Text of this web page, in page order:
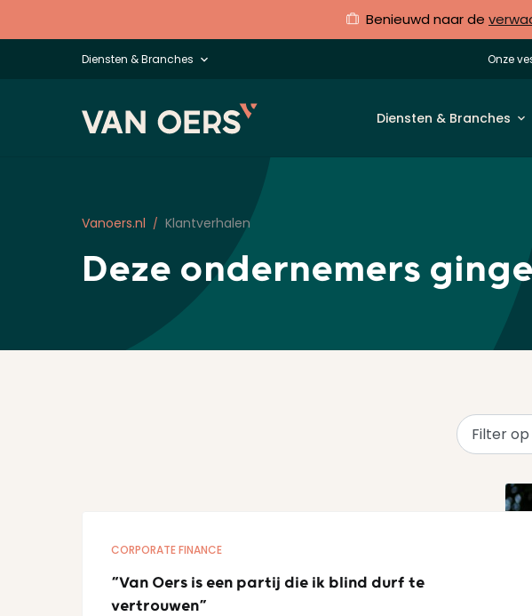
Benieuwd naar de
Diensten & Branches Onze
Diensten & Branches
Vanoers.nl Klantverhalen
Deze ondernemers
Filter
CORPORATE FINANCE
“Van Oers is een partij die ik blind durf te
vertrouwen”